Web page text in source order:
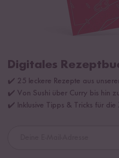
Digitales
✔️ 25 leckere Rezepte aus
✔️ Von Sushi über Curry bis hin
✔️ Inklusive Tipps & Tricks für die